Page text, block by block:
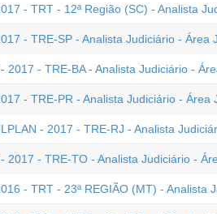
- TRT - 12ª Região (SC) - Analista
- TRE-SP - Analista Judiciário - Área
2017 - TRE-BA - Analista Judiciário -
- TRE-PR - Analista Judiciário - Área
- 2017 - TRE-RJ - Analista
2017 - TRE-TO - Analista Judiciário -
- TRT - 23ª REGIÃO (MT) - Analista